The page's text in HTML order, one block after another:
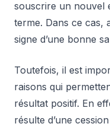
souscrire un nouvel
terme. Dans ce cas,
signe d’une bonne
Toutefois, il est
raisons qui
résultat positif. En
résulte d’une